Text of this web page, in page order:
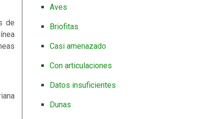
Aves
Briofitas
Casi amenazado
Con articulaciones
Datos insuficientes
Dunas
de